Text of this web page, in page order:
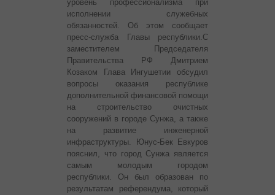
уровень профессионализма при
исполнении служебных
обязанностей. Об этом сообщает
пресс-служба Главы республики. С
заместителем Председателя
Правительства РФ Дмитрием
Козаком Глава Ингушетии обсудил
вопросы оказания республике
дополнительной финансовой помощи
на строительство очистных
сооружений в городе Сунжа, а также
на развитие инженерной
инфраструктуры. Юнус-Бек Евкуров
пояснил, что город Сунжа является
самым молодым городом
республики. Он был образован по
результатам референдума, который